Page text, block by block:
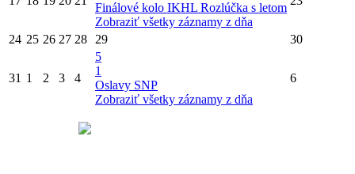
Finálové kolo IKHL Rozlúčka s letom
Zobraziť všetky záznamy z dňa
24 25 26 27 28 29 30
31 1 2 3 4
5
1
Oslavy SNP
Zobraziť všetky záznamy z dňa
6